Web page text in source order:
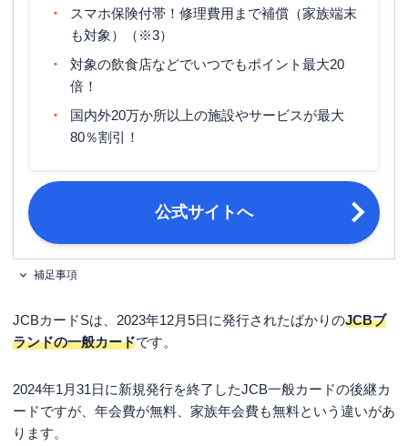
ポイント名
締め日・支払日 公式サイト参照
申し込み条件
定継続収入のある方。または高校生を
スマホ保険付帯！修理費用まで補償（家族端末
も対象）（※3）
対象の飲食店などでいつでもポイント最大20
倍！
国内外20万か所以上の施設やサービスが最大
80％割引！
公式サイトへ
補足事項
JCBカードSは、2023年12月5日に発行されたばかりのJCBブ
ランドの一般カードです。
2024年1月31日に新規発行を終了したJCB一般カードの後継カ
ードですが、年会費が無料、家族年会費も無料という違いがあ
ります。